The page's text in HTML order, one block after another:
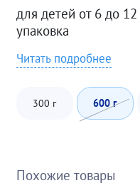
для детей от 6 до
упаковка
Читать подробнее
300 г 600 г
Похожие товары